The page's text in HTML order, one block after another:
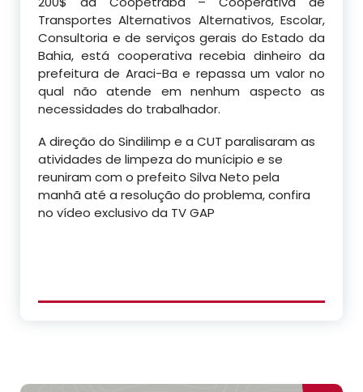
Transportes Alternativos Alternativos, Escolar,
Consultoria e de serviços gerais do Estado da
Bahia, está cooperativa recebia dinheiro da
prefeitura de Araci-Ba e repassa um valor no
qual não atende em nenhum aspecto as
necessidades do trabalhador.
A direção do Sindilimp e a CUT paralisaram as
atividades de limpeza do munícipio e se
reuniram com o prefeito Silva Neto pela
manhã até a resolução do problema, confira
no vídeo exclusivo da TV GAP